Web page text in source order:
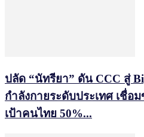
ปลัด “นัทรียา” ดัน CCC สู่
กำลังกายระดับประเทศ เชื่อ
เป้าคนไทย 50%...